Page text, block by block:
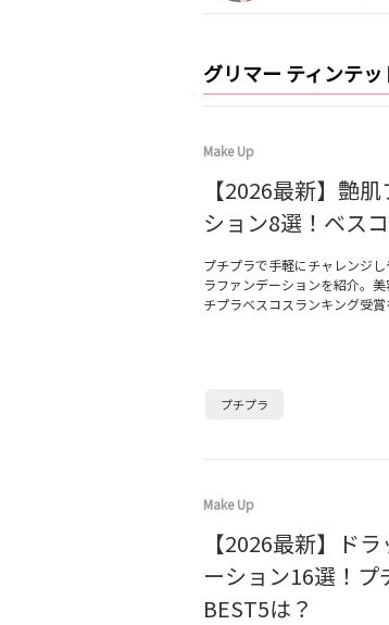
グリマー ティンテ
Make Up
【2026最新】艶
ション8選！ベス
プチプラで手軽にチャレンジ
ラファンデーションを紹介。
チプラベスコスランキング受
プチプラ
Make Up
【2026最新】ド
ーション16選！プ
BEST5は？